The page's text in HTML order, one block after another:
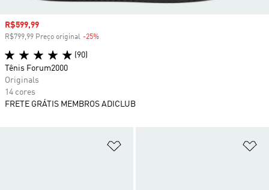
Preço com desconto
R$599,99
R$799,99 Preço original -25%
(90)
Tênis Forum2000
Originals
14 cores
FRETE GRÁTIS MEMBROS ADICLUB